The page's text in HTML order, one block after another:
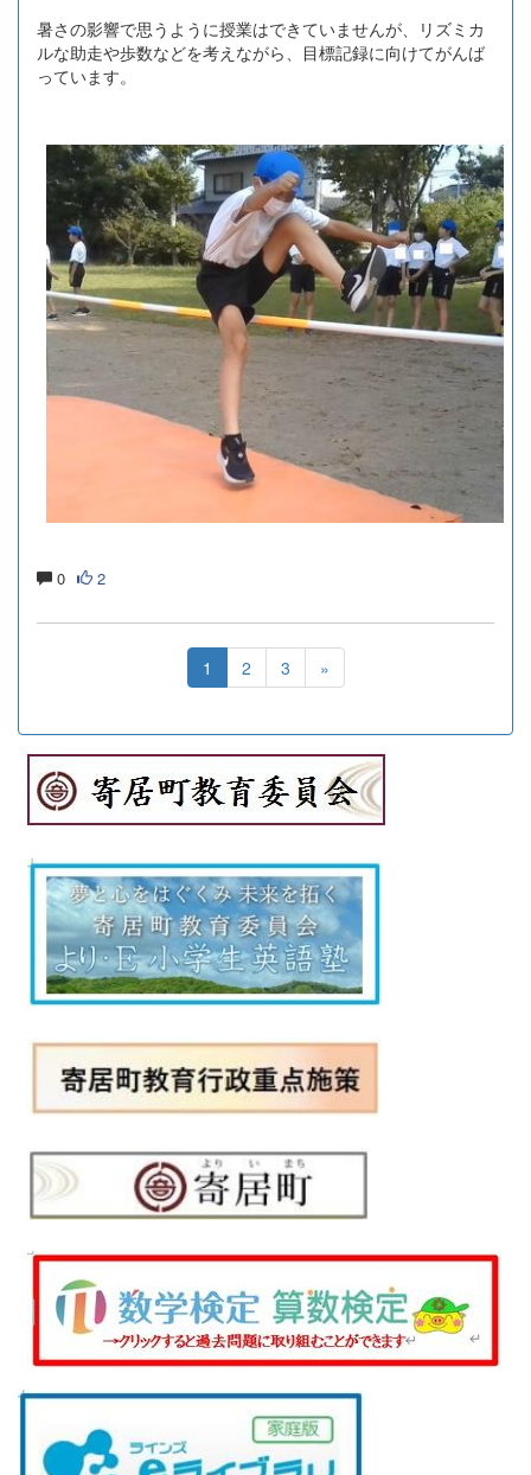
暑さの影響で思うように授業はできていませんが、リズミカ
ルな助走や歩数などを考えながら、目標記録に向けてがんば
っています。
0 2
1 2 3 »